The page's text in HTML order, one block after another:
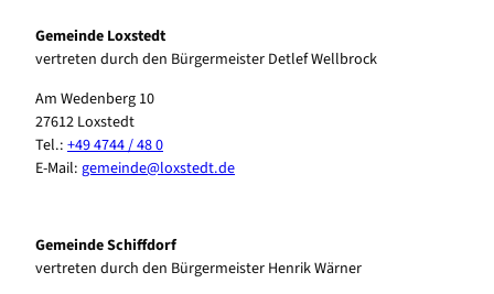
Gemeinde Loxstedt
vertreten durch den Bürgermeister Detlef Wellbrock
Am Wedenberg 10
27612 Loxstedt
Tel.: +49 4744 / 48 0
E-Mail: gemeinde@loxstedt.de
Gemeinde Schiffdorf
vertreten durch den Bürgermeister Henrik Wärner